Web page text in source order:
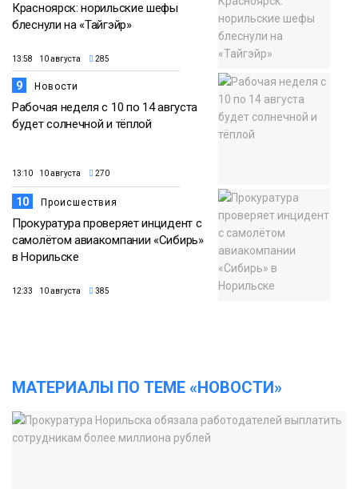
Красноярск: норильские шефы
блеснули на «Тайгэйр»
13:58 10 августа 285
9 Новости
Рабочая неделя с 10 по 14 августа
будет солнечной и тёплой
13:10 10 августа 270
10 Происшествия
Прокуратура проверяет инцидент с
самолётом авиакомпании «Сибирь»
в Норильске
12:33 10 августа 385
МАТЕРИАЛЫ ПО ТЕМЕ «НОВОСТИ»